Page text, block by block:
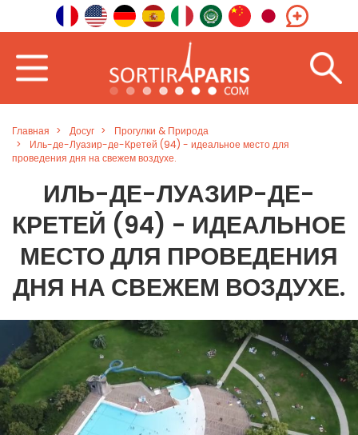
Главная Досуг
Прогулки & Природа
Иль-де-Луазир-де-Кретей (94) - идеальное место для
проведения дня на свежем воздухе.
ИЛЬ-ДЕ-ЛУАЗИР-ДЕ-
КРЕТЕЙ (94) - ИДЕАЛЬНОЕ
МЕСТО ДЛЯ ПРОВЕДЕНИЯ
ДНЯ НА СВЕЖЕМ ВОЗДУХЕ.